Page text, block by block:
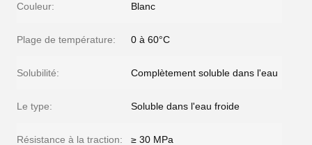
Couleur: Blanc
Plage de température: 0 à 60°C
Solubilité: Complètement soluble dans l'eau
Le type: Soluble dans l'eau froide
Résistance à la traction: ≥ 30 MPa